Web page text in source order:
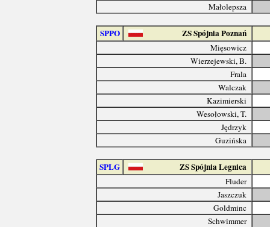
Małolepsza
SPPO ZS Spójnia Poznań
Mięsowicz
Wierzejewski, B.
Frala
Walczak
Kazimierski
Wesołowski, T.
Jędrzyk
Guzińska
SPLG ZS Spójnia Legnica
Fluder
Jaszczuk
Goldminc
Schwimmer